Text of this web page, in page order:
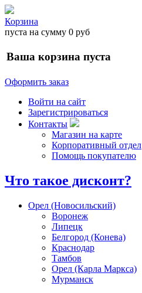
Корзина
пуста на сумму 0 руб
Ваша корзина пуста
Оформить заказ
Войти на сайт
Зарегистрироваться
Контакты
Магазин на карте
Корпоративный отдел
Помощь покупателю
Что такое дисконт?
Орел (Новосильский)
Воронеж
Липецк
Белгород (Конева)
Краснодар
Тамбов
Орел (Карла Маркса)
Мурманск